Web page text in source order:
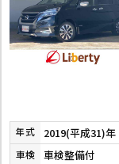
年式 2019(平成31)年
車検 車検整備付